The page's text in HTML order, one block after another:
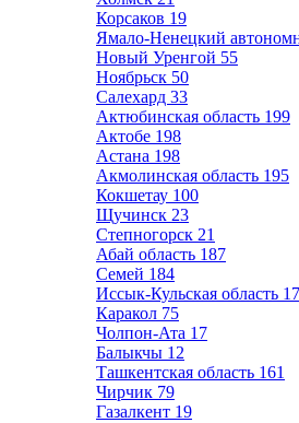
Корсаков 19
Ямало-Ненецкий
Новый Уренгой 55
Ноябрьск 50
Салехард 33
Актюбинская область 199
Актобе 198
Астана 198
Акмолинская область 195
Кокшетау 100
Щучинск 23
Степногорск 21
Абай область 187
Семей 184
Иссык-Кульская область
Каракол 75
Чолпон-Ата 17
Балыкчы 12
Ташкентская область 161
Чирчик 79
Газалкент 19